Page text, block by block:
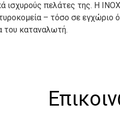
ισχυρούς πελάτες της. Η
– τόσο σε
του καταναλωτή.